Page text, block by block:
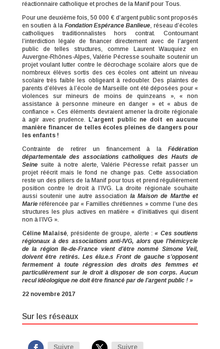
réactionnaire catholique et proches de la Manif pour Tous.
Pour une deuxième fois, 50 000 € d’argent public sont proposés
en soutien à la Fondation Espérance Banlieue, réseau d’écoles
catholiques traditionnalistes hors contrat. Contournant
l’interdiction légale de financer directement avec de l’argent
public de telles structures, comme Laurent Wauquiez en
Auvergne-Rhônes-Alpes, Valérie Pécresse souhaite soutenir un
projet voulant lutter contre le décrochage scolaire alors que de
nombreux élèves sortis des ces écoles ont atteint un niveau
scolaire très faible les obligeant à redoubler. Des plaintes de
parents d’élèves à l’école de Marseille ont été déposées pour «
violences sur mineurs de moins de quinzeans », « non
assistance à personne mineure en danger » et « abus de
confiance ». Ces éléments devraient amener la droite régionale
à agir avec prudence.
L’argent public ne doit en aucune
manière financer de telles écoles pleines de dangers pour
les enfants !
Contrainte de retirer un financement à laFédération
départementale des associations catholiques des Hauts de
Seinesuite à notre alerte, Valérie Pécresse refait passer un
projet réécrit mais le fond ne change pas. Cette association
reste un des piliers de la Manif pour tous et prend régulièrement
position contre le droit à l’IVG. La droite régionale souhaite
aussi soutenir une autre association la Maison de Marthe et
Marieréférencée par « Familles chrétiennes » comme l’une des
structures les plus actives en matière « d’initiatives qui disent
non à l’IVG ».
Céline Malaisé, présidente de groupe, alerte :« Ces soutiens
régionaux à des associations anti-IVG, alors que l’hémicycle
de la région Ile-de-France vient d’être nommé Simone Veil,
doivent être retirés. Les élu.e.s Front de gauche s’opposent
fermement à toute régression des droits des femmes et
particulièrement sur le droit à disposer de son corps. Aucun
recul idéologique ne doit être financé par de l’argent public ! »
22 novembre 2017
Sur les réseaux
Suivre Suivre